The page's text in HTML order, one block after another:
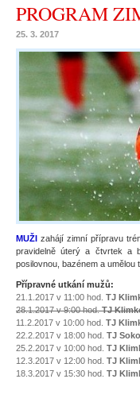
PROGRAM
25. 3. 2017
MUŽI zahájí zimní přípravu
pravidelně úterý a čtvrtek a
posilovnou, bazénem a umělou
Přípravné utkání mužů:
21.1.2017 v 11:00 hod. TJ
28.1.2017 v 9:00 hod.TJ
11.2.2017 v 10:00 hod. TJ
22.2.2017 v 18:00 hod. TJ
25.2.2017 v 10:00 hod. TJ
12.3.2017 v 12:00 hod. TJ
18.3.2017 v 15:30 hod. TJ